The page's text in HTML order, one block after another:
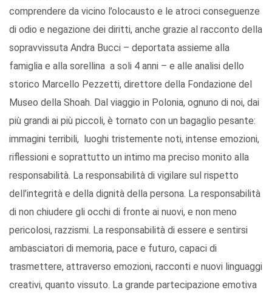
comprendere da vicino l’olocausto e le atroci conseguenze
di odio e negazione dei diritti, anche grazie al racconto della
sopravvissuta Andra Bucci – deportata assieme alla
famiglia e alla sorellina a soli 4 anni – e alle analisi dello
storico Marcello Pezzetti, direttore della Fondazione del
Museo della Shoah. Dal viaggio in Polonia, ognuno di noi, dai
più grandi ai più piccoli, è tornato con un bagaglio pesante:
immagini terribili, luoghi tristemente noti, intense emozioni,
riflessioni e soprattutto un intimo ma preciso monito alla
responsabilità. La responsabilità di vigilare sul rispetto
dell’integrità e della dignità della persona. La responsabilità
di non chiudere gli occhi di fronte ai nuovi, e non meno
pericolosi, razzismi. La responsabilità di essere e sentirsi
ambasciatori di memoria, pace e futuro, capaci di
trasmettere, attraverso emozioni, racconti e nuovi linguaggi
creativi, quanto vissuto. La grande partecipazione emotiva